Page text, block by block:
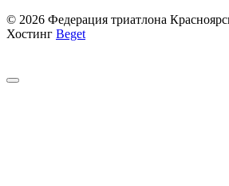
© 2026 Федерация триатлона
Хостинг Beget